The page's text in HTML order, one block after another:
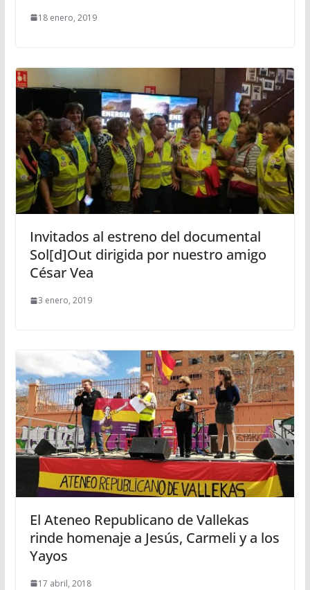
18 enero, 2019
Invitados al estreno del documental
Sol[d]Out dirigida por nuestro amigo
César Vea
3 enero, 2019
El Ateneo Republicano de Vallekas
rinde homenaje a Jesús, Carmeli y a los
Yayos
17 abril, 2018